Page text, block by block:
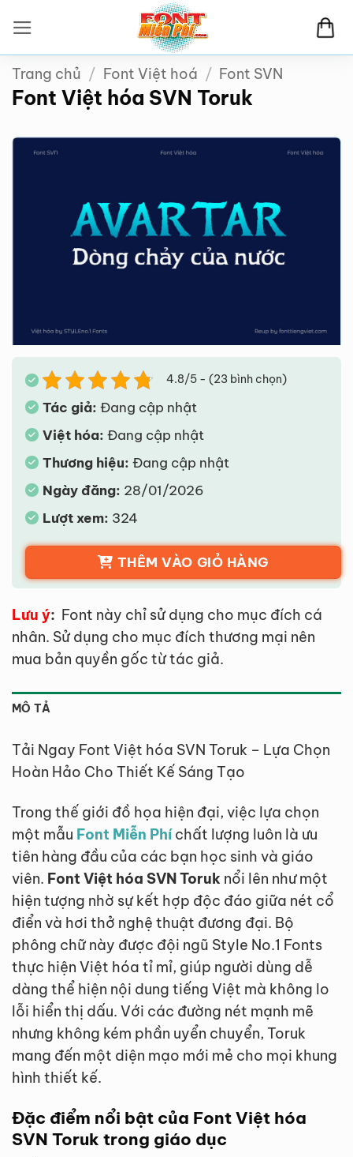
qua
nội
dung
Trang chủ / Font Việt hoá / Font SVN
Font Việt hóa SVN Toruk
4.8/5 - (23 bình chọn)
Tác giả: Đang cập nhật
Việt hóa: Đang cập nhật
Thương hiệu: Đang cập nhật
Ngày đăng: 28/01/2026
Lượt xem: 324
THÊM VÀO GIỎ HÀNG
Lưu ý: Font này chỉ sử dụng cho mục đích cá
nhân. Sử dụng cho mục đích thương mại nên
mua bản quyền gốc từ tác giả.
MÔ TẢ
Tải Ngay Font Việt hóa SVN Toruk – Lựa Chọn
Hoàn Hảo Cho Thiết Kế Sáng Tạo
Trong thế giới đồ họa hiện đại, việc lựa chọn
một mẫu Font Miễn Phíchất lượng luôn là ưu
tiên hàng đầu của các bạn học sinh và giáo
viên. Font Việt hóa SVN Toruk nổi lên như một
hiện tượng nhờ sự kết hợp độc đáo giữa nét cổ
điển và hơi thở nghệ thuật đương đại. Bộ
phông chữ này được đội ngũ Style No.1 Fonts
thực hiện Việt hóa tỉ mỉ, giúp người dùng dễ
dàng thể hiện nội dung tiếng Việt mà không lo
lỗi hiển thị dấu. Với các đường nét mạnh mẽ
nhưng không kém phần uyển chuyển, Toruk
mang đến một diện mạo mới mẻ cho mọi khung
hình thiết kế.
Đặc điểm nổi bật của Font Việt hóa
SVN Toruk trong giáo dục